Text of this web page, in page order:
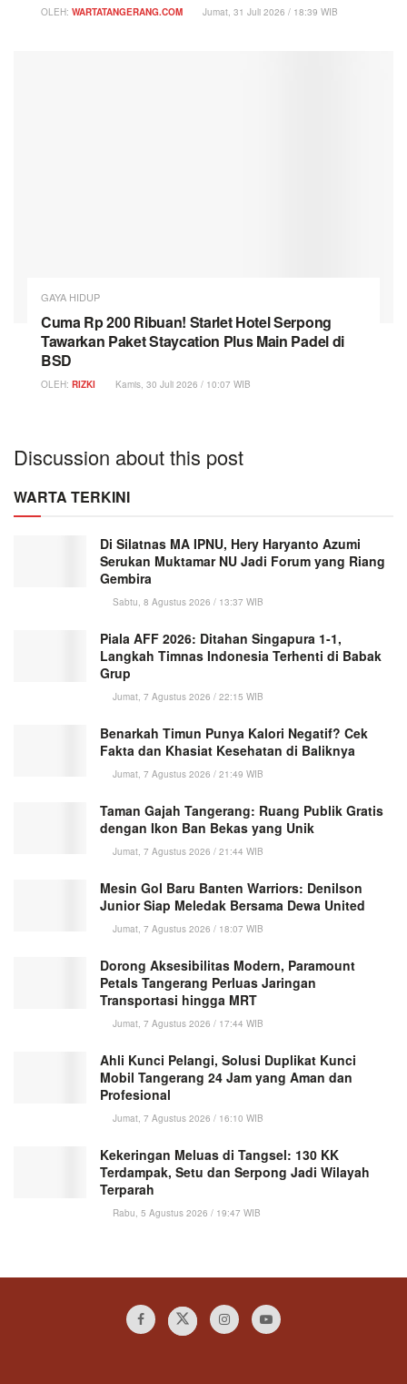
OLEH: WARTATANGERANG.COM Jumat, 31 Juli 2026 / 18:39 WIB
GAYA HIDUP
Cuma Rp 200 Ribuan! Starlet Hotel Serpong
Tawarkan Paket Staycation Plus Main Padel di
BSD
OLEH: RIZKI Kamis, 30 Juli 2026 / 10:07 WIB
Discussion about this post
WARTA TERKINI
Di Silatnas MA IPNU, Hery Haryanto Azumi
Serukan Muktamar NU Jadi Forum yang Riang
Gembira
Sabtu, 8 Agustus 2026 / 13:37 WIB
Piala AFF 2026: Ditahan Singapura 1-1,
Langkah Timnas Indonesia Terhenti di Babak
Grup
Jumat, 7 Agustus 2026 / 22:15 WIB
Benarkah Timun Punya Kalori Negatif? Cek
Fakta dan Khasiat Kesehatan di Baliknya
Jumat, 7 Agustus 2026 / 21:49 WIB
Taman Gajah Tangerang: Ruang Publik Gratis
dengan Ikon Ban Bekas yang Unik
Jumat, 7 Agustus 2026 / 21:44 WIB
Mesin Gol Baru Banten Warriors: Denilson
Junior Siap Meledak Bersama Dewa United
Jumat, 7 Agustus 2026 / 18:07 WIB
Dorong Aksesibilitas Modern, Paramount
Petals Tangerang Perluas Jaringan
Transportasi hingga MRT
Jumat, 7 Agustus 2026 / 17:44 WIB
Ahli Kunci Pelangi, Solusi Duplikat Kunci
Mobil Tangerang 24 Jam yang Aman dan
Profesional
Jumat, 7 Agustus 2026 / 16:10 WIB
Kekeringan Meluas di Tangsel: 130 KK
Terdampak, Setu dan Serpong Jadi Wilayah
Terparah
Rabu, 5 Agustus 2026 / 19:47 WIB